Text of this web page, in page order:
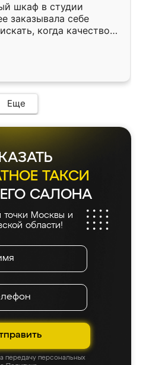
шкаф в студии
заказывала себе
когда качеством
кухня уже почти
нет.
Еще
ТАКСИ
САЛОНА
точки Москвы и
области!
передачу персональных